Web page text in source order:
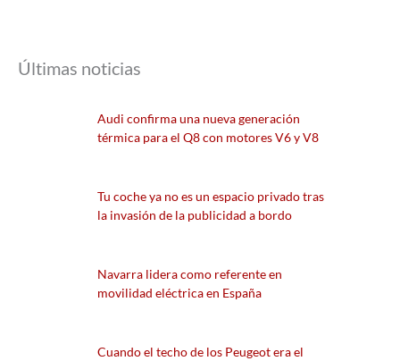
Últimas noticias
Audi confirma una nueva generación
térmica para el Q8 con motores V6 y V8
Tu coche ya no es un espacio privado tras
la invasión de la publicidad a bordo
Navarra lidera como referente en
movilidad eléctrica en España
Cuando el techo de los Peugeot era el